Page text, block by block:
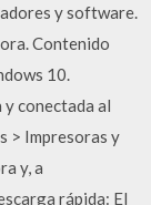
y software.
Contenido
10.
y conectada al
> Impresoras y
y, a
rápida: El